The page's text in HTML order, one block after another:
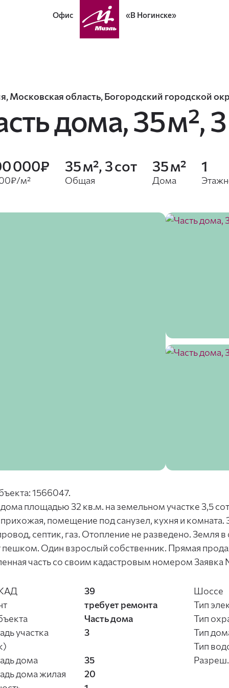
Офис «В Ногинске»
Московская область, Богородский городской
дома,35 м²,
000₽
м²
35 м², 3 сот
Общая
35 м²
Дома
1
1566047.
площадью 32 кв.м. на земельном участке 3,5
помещение под санузел, кухня и комната.
септик, газ. Отопление не разведено. Земля
пешком. Один взрослый собственник. Прямая
часть со своим кадастровым номером
39
требует ремонта
Часть дома
участка
3
дома
35
дома жилая
20
Шоссе
Тип
Тип
Тип
Тип